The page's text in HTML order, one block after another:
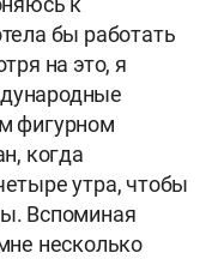
бы работать
на это, я
фигурном
когда
утра, чтобы
Вспоминая
несколько